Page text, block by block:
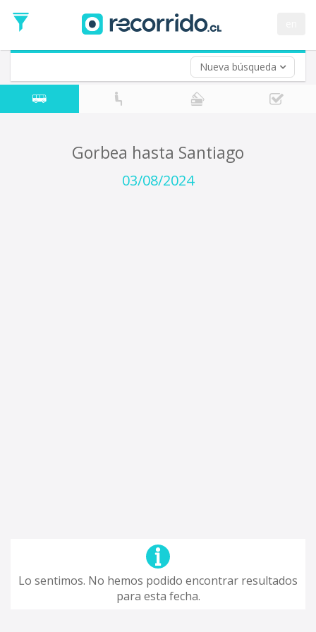
Nueva búsqueda
de
Ida
Vuelta (opcional)
Fecha
de
Gorbea hasta Santiago
03/08/2024
Lo sentimos. No hemos podido encontrar resultados
para esta fecha.